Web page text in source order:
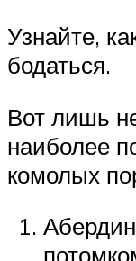
Узнайте,
бодаться.
Вот лишь
наиболее
комолых